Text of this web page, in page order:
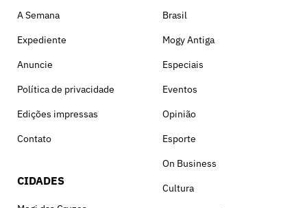
A Semana
Expediente
Anuncie
Política de privacidade
Edições impressas
Contato
CIDADES
Brasil
Mogy Antiga
Especiais
Eventos
Opinião
Esporte
On Business
Cultura